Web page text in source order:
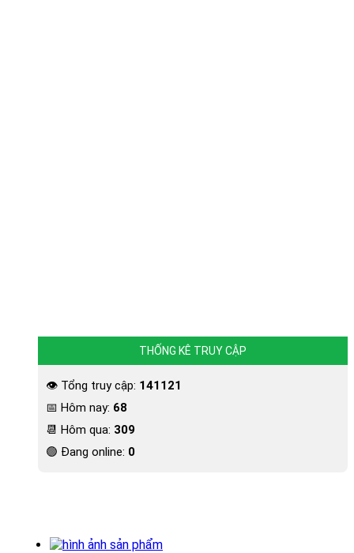
THỐNG KÊ TRUY CẬP
👁 Tổng truy cập: 141121
📅 Hôm nay: 68
📆 Hôm qua: 309
🟢 Đang online: 0